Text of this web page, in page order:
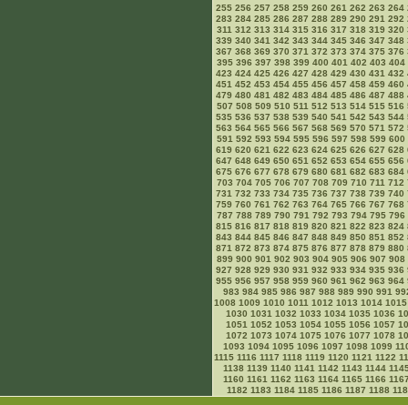
255 256 257 258 259 260 261 262 263 264
283 284 285 286 287 288 289 290 291 292
311 312 313 314 315 316 317 318 319 320
339 340 341 342 343 344 345 346 347 348
367 368 369 370 371 372 373 374 375 376
395 396 397 398 399 400 401 402 403 404
423 424 425 426 427 428 429 430 431 432
451 452 453 454 455 456 457 458 459 460
479 480 481 482 483 484 485 486 487 488
507 508 509 510 511 512 513 514 515 516
535 536 537 538 539 540 541 542 543 544
563 564 565 566 567 568 569 570 571 572
591 592 593 594 595 596 597 598 599 600
619 620 621 622 623 624 625 626 627 628
647 648 649 650 651 652 653 654 655 656
675 676 677 678 679 680 681 682 683 684
703 704 705 706 707 708 709 710 711 712
731 732 733 734 735 736 737 738 739 740
759 760 761 762 763 764 765 766 767 768
787 788 789 790 791 792 793 794 795 796
815 816 817 818 819 820 821 822 823 824
843 844 845 846 847 848 849 850 851 852
871 872 873 874 875 876 877 878 879 880
899 900 901 902 903 904 905 906 907 908
927 928 929 930 931 932 933 934 935 936
955 956 957 958 959 960 961 962 963 964
983 984 985 986 987 988 989 990 991
1008 1009 1010 1011 1012 1013 1014 1015
1030 1031 1032 1033 1034 1035 1036
1051 1052 1053 1054 1055 1056 1057
1072 1073 1074 1075 1076 1077 1078
1093 1094 1095 1096 1097 1098 1099
1115 1116 1117 1118 1119 1120 1121 1122
1138 1139 1140 1141 1142 1143 1144
1160 1161 1162 1163 1164 1165 1166
1182 1183 1184 1185 1186 1187 1188